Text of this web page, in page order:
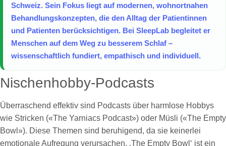
Schweiz. Sein Fokus liegt auf modernen, wohnortnahen
Behandlungskonzepten, die den Alltag der Patientinnen
und Patienten berücksichtigen. Bei SleepLab begleitet er
Menschen auf dem Weg zu besserem Schlaf –
wissenschaftlich fundiert, empathisch und individuell.
Nischenhobby-Podcasts
Überraschend effektiv sind Podcasts über harmlose Hobbys
wie Stricken («The Yarniacs Podcast») oder Müsli («The Empty
Bowl»). Diese Themen sind beruhigend, da sie keinerlei
emotionale Aufregung verursachen. ‚The Empty Bowl‘ ist ein